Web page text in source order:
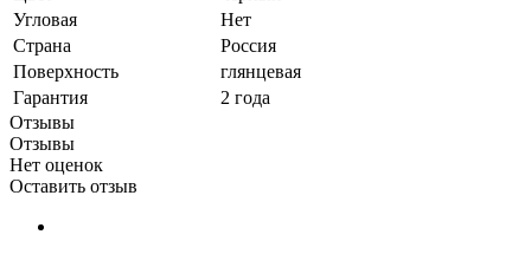
Угловая
Нет
Страна
Россия
Поверхность
глянцевая
Гарантия
2 года
Отзывы
Отзывы
Нет оценок
Оставить отзыв